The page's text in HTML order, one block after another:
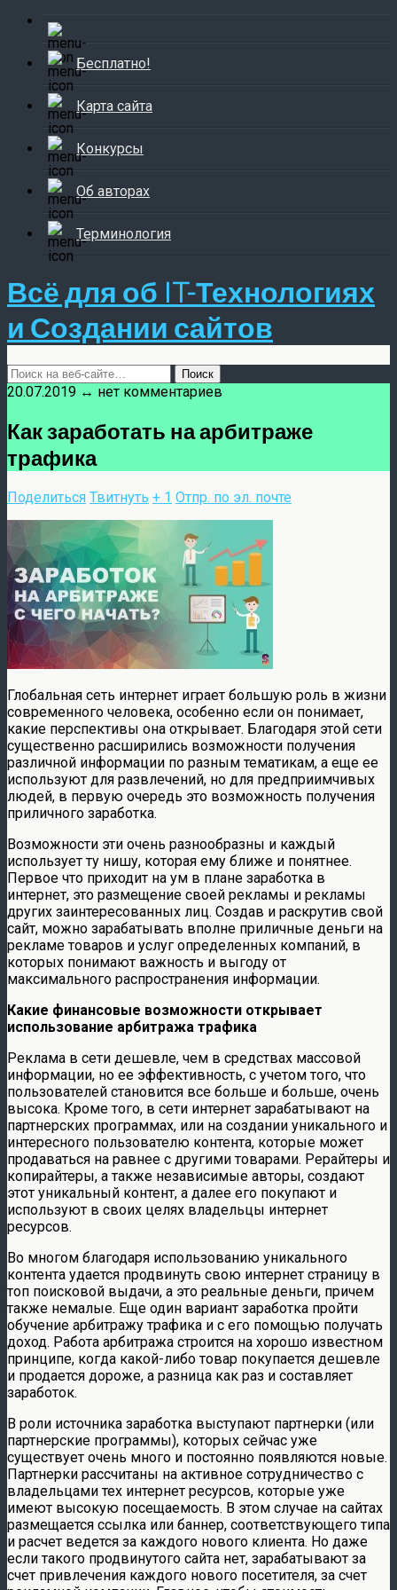
Бесплатно!
Карта сайта
Конкурсы
Об авторах
Терминология
Всё для об IT-Технологиях
и Создании сайтов
20.07.2019 ↔ нет комментариев
Как заработать на арбитраже
трафика
Поделиться Твитнуть + 1 Отпр. по эл. почте
Глобальная сеть интернет играет большую роль в жизни
современного человека, особенно если он понимает,
какие перспективы она открывает. Благодаря этой сети
существенно расширились возможности получения
различной информации по разным тематикам, а еще ее
используют для развлечений, но для предприимчивых
людей, в первую очередь это возможность получения
приличного заработка.
Возможности эти очень разнообразны и каждый
использует ту нишу, которая ему ближе и понятнее.
Первое что приходит на ум в плане заработка в
интернет, это размещение своей рекламы и рекламы
других заинтересованных лиц. Создав и раскрутив свой
сайт, можно зарабатывать вполне приличные деньги на
рекламе товаров и услуг определенных компаний, в
которых понимают важность и выгоду от
максимального распространения информации.
Какие финансовые возможности открывает
использование арбитража трафика
Реклама в сети дешевле, чем в средствах массовой
информации, но ее эффективность, с учетом того, что
пользователей становится все больше и больше, очень
высока. Кроме того, в сети интернет зарабатывают на
партнерских программах, или на создании уникального и
интересного пользователю контента, которые может
продаваться на равнее с другими товарами. Рерайтеры и
копирайтеры, а также независимые авторы, создают
этот уникальный контент, а далее его покупают и
используют в своих целях владельцы интернет
ресурсов.
Во многом благодаря использованию уникального
контента удается продвинуть свою интернет страницу в
топ поисковой выдачи, а это реальные деньги, причем
также немалые. Еще один вариант заработка пройти
обучение арбитражу трафика и с его помощью получать
доход. Работа арбитража строится на хорошо известном
принципе, когда какой-либо товар покупается дешевле
и продается дороже, а разница как раз и составляет
заработок.
В роли источника заработка выступают партнерки (или
партнерские программы), которых сейчас уже
существует очень много и постоянно появляются новые.
Партнерки рассчитаны на активное сотрудничество с
владельцами тех интернет ресурсов, которые уже
имеют высокую посещаемость. В этом случае на сайтах
размещается ссылка или баннер, соответствующего типа
и расчет ведется за каждого нового клиента. Но даже
если такого продвинутого сайта нет, зарабатывают за
счет привлечения каждого нового посетителя, за счет